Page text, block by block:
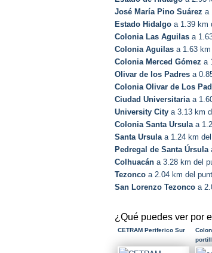
José María Pino Suárez a
Estado Hidalgo a 1.39 km
Colonia Las Aguilas a
Colonia Aguilas a 1.63
Colonia Merced Gómez a
Olivar de los Padres a
Colonia Olivar de Los
Ciudad Universitariaa
University City a 3.13 km
Colonia Santa Ursulaa
Santa Ursulaa 1.24 km
Pedregal de Santa Úrsula
Colhuacán a 3.28 km del
Tezonco a 2.04 km del
San Lorenzo Tezonco a
¿Qué puedes ver por
CETRAM Periferico Sur